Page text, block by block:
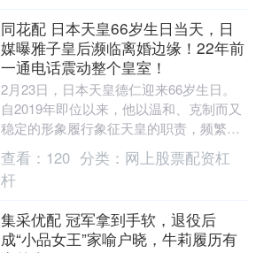
同花配 日本天皇66岁生日当天，日
媒曝雅子皇后濒临离婚边缘！22年前
一通电话震动整个皇室！
2月23日，日本天皇德仁迎来66岁生日。
自2019年即位以来，他以温和、克制而又
稳定的形象履行象征天皇的职责，频繁出
席国内外重要活动，并持续进行战争慰灵
访问，....
查看： 120 分类： 网上股票配资杠
杆
集采优配 冠军拿到手软，退役后
成“小品女王”家喻户晓，牛莉履历有